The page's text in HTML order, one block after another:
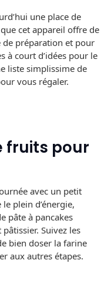
une place de
cet appareil offre de
de préparation et pour
à court d’idées pour le
liste simplissime de
vous régaler.
fruits pour
avec un petit
plein d’énergie,
pâte à pancakes
Suivez les
bien doser la farine
aux autres étapes.